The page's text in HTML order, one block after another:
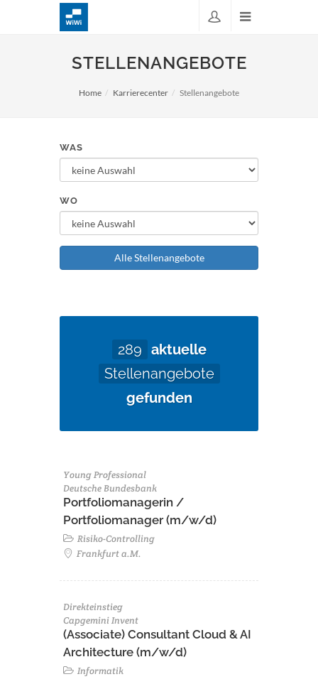
STELLENANGEBOTE
Home Karrierecenter Stellenangebote
WAS
WO
Alle Stellenangebote
289 aktuelle
Stellenangebote
gefunden
Young Professional
Deutsche Bundesbank
Portfoliomanagerin /
Portfoliomanager (m/w/d)
Risiko-Controlling
Frankfurt a.M.
Direkteinstieg
Capgemini Invent
(Associate) Consultant Cloud & AI
Architecture (m/w/d)​ ​
Informatik